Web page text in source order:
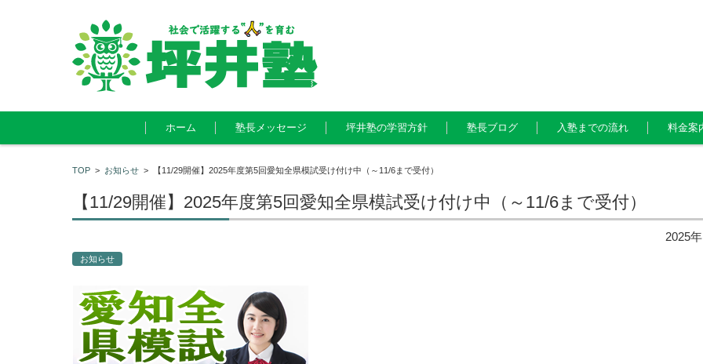
コンテンツに移動
ホーム 塾長メッセージ 坪井塾の学習方針 塾長ブログ 入塾までの流れ 料金案
TOP > お知らせ > 【11/29開催】2025年度第5回愛知全県模試受け付け中（～11/6まで受付）
【11/29開催】2025年度第5回愛知全県模試受け付け中（～11/6まで受付）
2025
お知らせ